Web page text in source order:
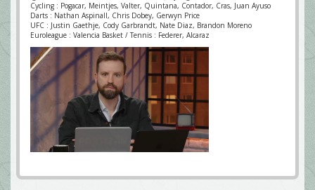
Cycling : Pogacar, Meintjes, Valter, Quintana, Contador, Cras, Juan Ayuso
Darts : Nathan Aspinall, Chris Dobey, Gerwyn Price
UFC : Justin Gaethje, Cody Garbrandt, Nate Diaz, Brandon Moreno
Euroleague : Valencia Basket / Tennis : Federer, Alcaraz